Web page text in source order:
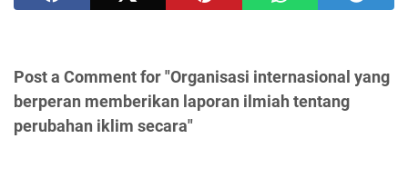
Post a Comment for "Organisasi internasional yang
berperan memberikan laporan ilmiah tentang
perubahan iklim secara"